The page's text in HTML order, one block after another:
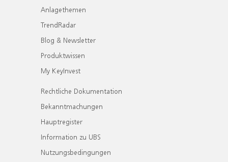
Anlagethemen
TrendRadar
Blog & Newsletter
Produktwissen
My KeyInvest
Rechtliche Dokumentation
Bekanntmachungen
Hauptregister
Information zu UBS
Nutzungsbedingungen